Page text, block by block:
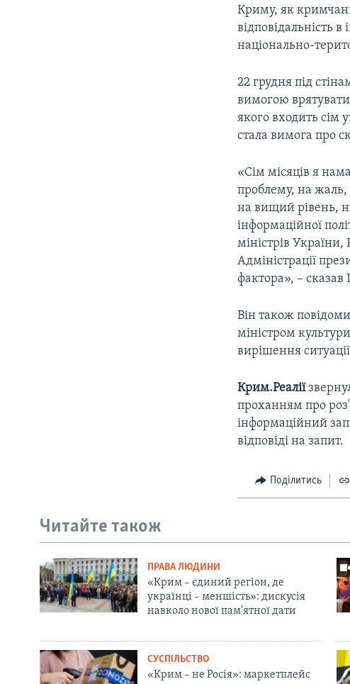
Криму, як
відповідальність
національно-
22 грудня під
вимогою
якого входить сім
стала вимога про
«Сім місяців я
проблему, на жаль,
на вищий рівень,
інформаційної
міністрів
Адміністрації
фактора», –
Він також
міністром
вирішення
Крим.Реалії
проханням про
інформаційний
відповіді на запит.
Поділитись
Читайте також
ПРАВА ЛЮДИНИ
«Крим – єдиний регіон, де
українці – меншість»: дискусія
навколо нової пам'ятної дати
СУСПІЛЬСТВО
«Крим – не Росія»: маркетплейс